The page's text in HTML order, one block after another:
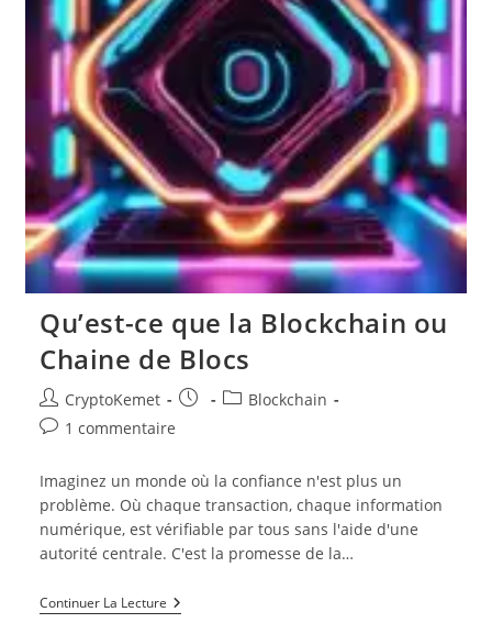
Qu’est-ce que la Blockchain ou
Chaine de Blocs
Auteur/autrice
de
CryptoKemet
Publication
PostBlockchain
Commentaires
la
publication :
1 commentaire
Imaginez un monde où la confiance n'est plus un
problème. Où chaque transaction, chaque information
numérique, est vérifiable par tous sans l'aide d'une
autorité centrale. C'est la promesse de la…
Continuer La LectureQu’est-